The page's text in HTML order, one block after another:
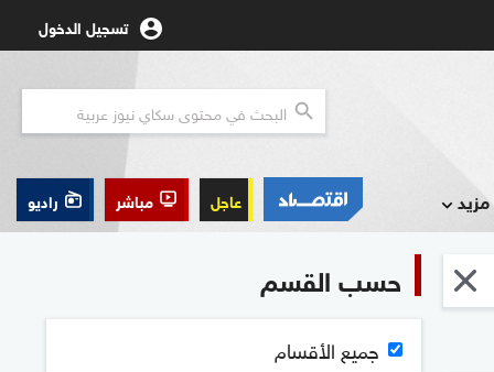
تسجيل الدخول
مزيد عاجل مباشر راديو
حسب القسم
جميع الأقسام